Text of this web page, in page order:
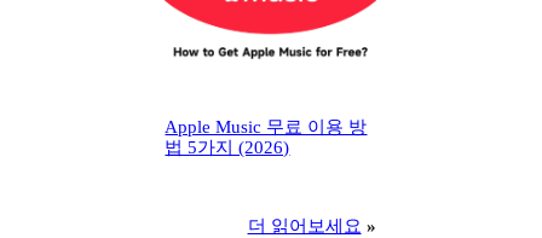
Apple Music 무료 이용 방
법 5가지 (2026)
더 읽어보세요 »